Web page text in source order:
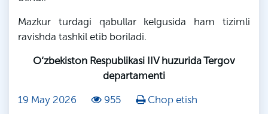
Mazkur turdagi qabullar kelgusida ham tizimli
ravishda tashkil etib boriladi.
O‘zbekiston Respublikasi IIV huzurida Tergov
departamenti
19 May 2026
955
Chop etish